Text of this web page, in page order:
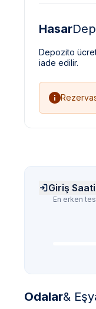
Hasar
Depozito
iade edilir.
Giriş Saati
En erken
Odalar&